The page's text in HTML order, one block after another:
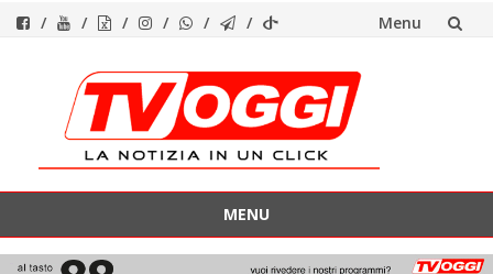
Menu
contenuto
MENU